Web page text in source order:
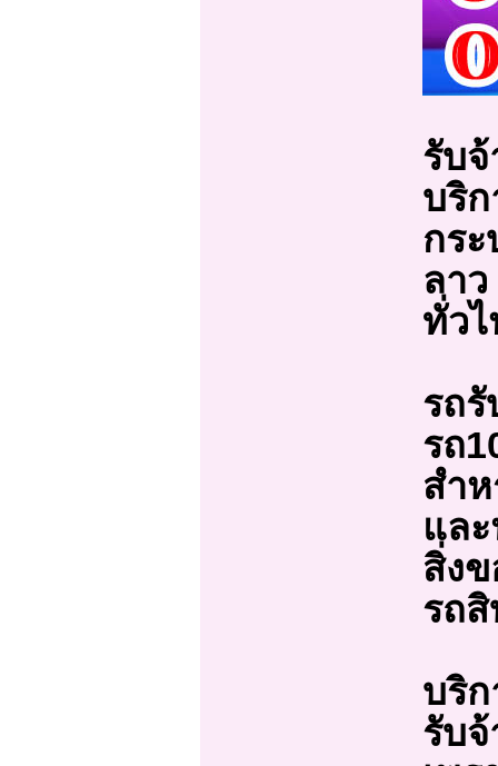
รับ
บริ
กร
ลา
ทั่ว
รถ
รถ
สำ
แล
สิ่ง
รถ
บริ
รับ